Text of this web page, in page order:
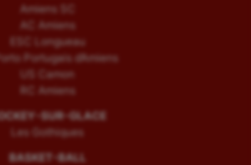
Amiens SC
AC Amiens
ESC Longueau
Portugais d’Amiens
US Camon
RC Amiens
SUR-GLACE
Les Gothiques
BASKET-BALL